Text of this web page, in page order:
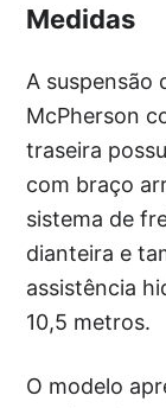
Medidas
A suspensão
McPherson
traseira
com braço
sistema de
dianteira e
assistência
10,5 metros.
O modelo